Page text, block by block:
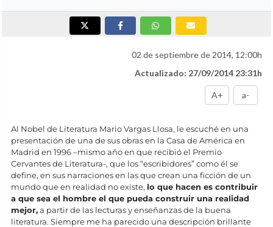
02 de septiembre de 2014, 12:00h
Actualizado: 27/09/2014 23:31h
A+ a-
Al Nobel de Literatura Mario Vargas Llosa, le escuché en una
presentación de una de sus obras en la Casa de América en
Madrid en 1996 –mismo año en que recibió el Premio
Cervantes de Literatura-, que los “escribidores” como él se
define, en sus narraciones en las que crean una ficción de un
mundo que en realidad no existe, lo que hacen es contribuir
a que sea el hombre el que pueda construir una realidad
mejor,a partir de las lecturas y enseñanzas de la buena
literatura. Siempre me ha parecido una descripción brillante